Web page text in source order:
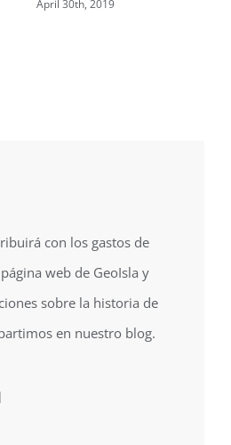
con los gastos de
web de GeoIsla y
sobre la historia de
en nuestro blog.